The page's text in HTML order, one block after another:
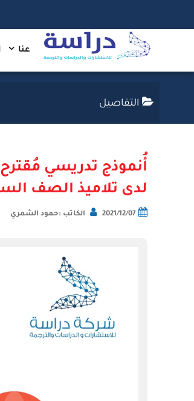
عنا
التفاصيل
أُنموذج تدريسي
لدى تلاميذ الصف
2021/12/07 الكاتب :حمود الشمري